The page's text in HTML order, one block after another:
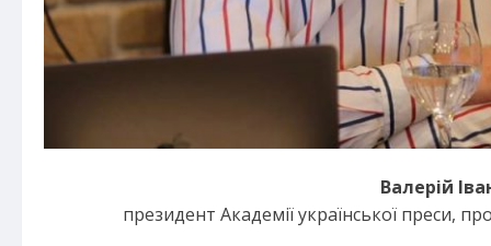
Валерій
президент Академії української преси,